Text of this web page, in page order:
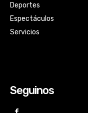
Deportes
Espectáculos
Servicios
Seguinos